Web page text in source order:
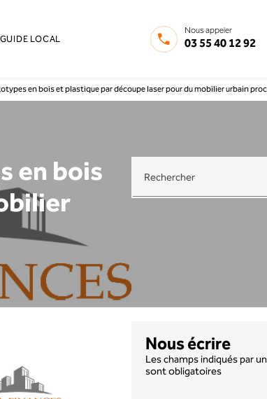
GUIDE LOCAL
Nous appeler
03 55 40 12 92
en bois et plastique par découpe laser pour du mobilier urbain
en bois Rechercher
Nous écrire
Les champs indiqués par
sont obligatoires